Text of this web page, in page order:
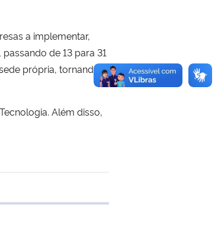
a implementar,
de 13 para 31
própria, tornando-
Além disso,